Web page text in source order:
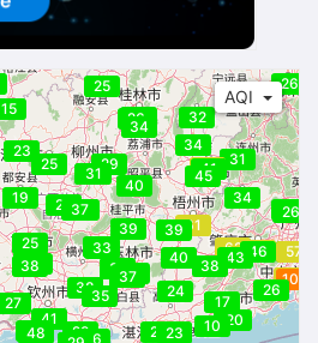
AQI
37
37
28
50
23
41
20
36
19
39
52
61
26
40
38
45
70
41
26
43
40
26
26
54
19
34
24
25
17
49
34
39
31
37
39
27
107
35
62
29
33
15 32
29
25
45
24
29
10
38
46
40
42
37
33
48
26
38
38
37
34
57
54
23
31
20
25